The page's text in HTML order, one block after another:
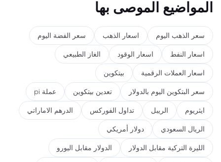
المواضيع الموصى بها
سعر الذهب اليوم اسعار الذهب سعر الفضة اليوم
اسعار النفط اسعار الوقود الغاز الطبيعي
اسعار العملات الرقمية بيتكوين
سعر البتكوين اليوم بالدولار تعدين بيتكوين عملة pi
ايثريوم الريبل تداول الفوركس الدرهم الاماراتي
الريال السعودي دولار أمريكي
الليرة التركية مقابل الدولار الدولار مقابل اليورو